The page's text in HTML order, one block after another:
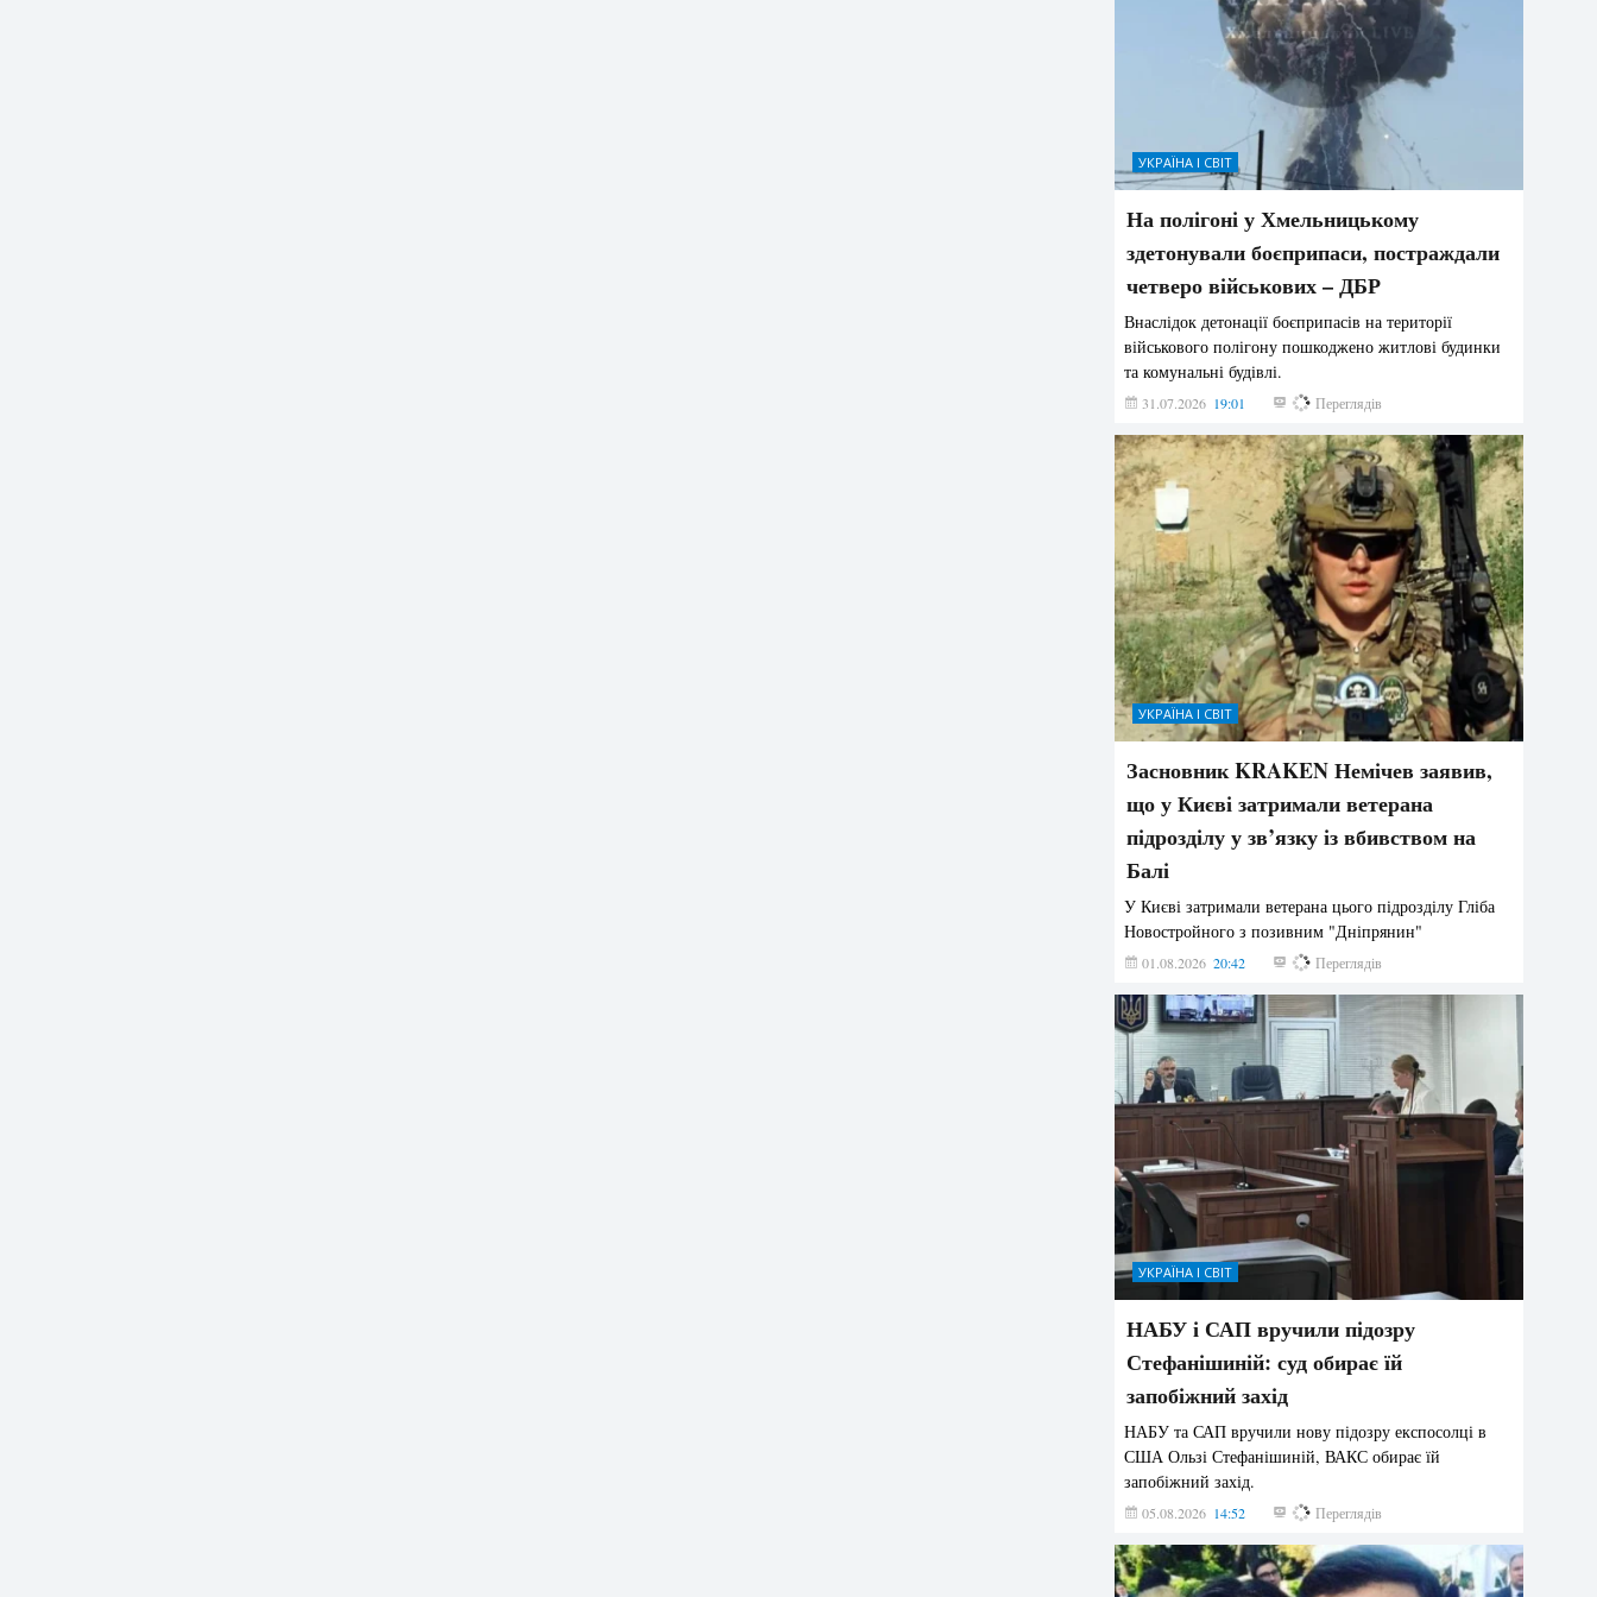
УКРАЇНА І СВІТ
На полігоні у Хмельницькому
здетонували боєприпаси, постраждали
четверо військових – ДБР
Внаслідок детонації боєприпасів на території
військового полігону пошкоджено житлові будинки
та комунальні будівлі.
31.07.2026 19:01 185 Переглядів
УКРАЇНА І СВІТ
Засновник KRAKEN Немічев заявив,
що у Києві затримали ветерана
підрозділу у зв’язку із вбивством на
Балі
У Києві затримали ветерана цього підрозділу Гліба
Новостройного з позивним "Дніпрянин"
01.08.2026 20:42 177 Переглядів
УКРАЇНА І СВІТ
НАБУ і САП вручили підозру
Стефанішиній: суд обирає їй
запобіжний захід
НАБУ та САП вручили нову підозру експосолці в
США Ользі Стефанішиній, ВАКС обирає їй
запобіжний захід.
05.08.2026 14:52 141 Переглядів